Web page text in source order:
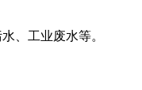
、工业废水等。